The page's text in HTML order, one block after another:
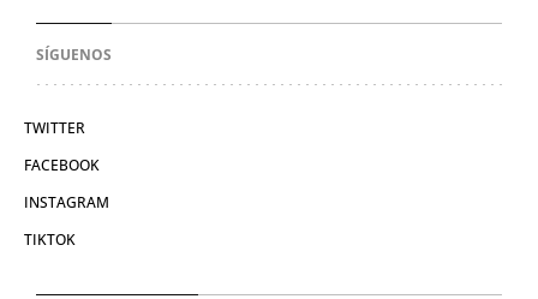
SÍGUENOS
TWITTER
FACEBOOK
INSTAGRAM
TIKTOK